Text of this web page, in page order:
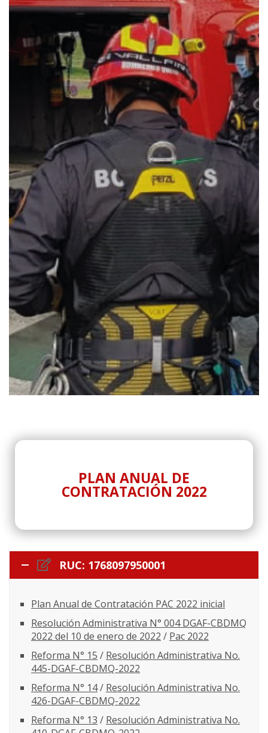
PLAN ANUAL DE
CONTRATACIÓN 2022
RUC: 1768097950001
Plan Anual de Contratación PAC 2022 inicial
Resolución Administrativa N° 004 DGAF-CBDMQ
2022 del 10 de enero de 2022 / Pac 2022
Reforma N° 15 / Resolución Administrativa No.
445-DGAF-CBDMQ-2022
Reforma N° 14/ Resolución Administrativa No.
426-DGAF-CBDMQ-2022
Reforma N° 13 / Resolución Administrativa No.